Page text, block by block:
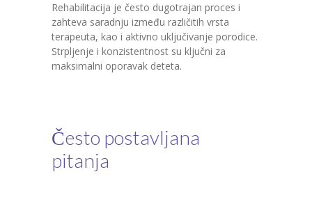
Rehabilitacija je često dugotrajan proces i
zahteva saradnju između različitih vrsta
terapeuta, kao i aktivno uključivanje porodice.
Strpljenje i konzistentnost su ključni za
maksimalni oporavak deteta.
Često postavljana
pitanja